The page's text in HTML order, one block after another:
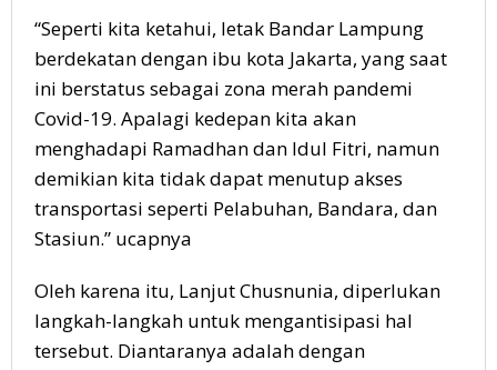
“Seperti kita ketahui, letak Bandar Lampung
berdekatan dengan ibu kota Jakarta, yang saat
ini berstatus sebagai zona merah pandemi
Covid-19. Apalagi kedepan kita akan
menghadapi Ramadhan dan Idul Fitri, namun
demikian kita tidak dapat menutup akses
transportasi seperti Pelabuhan, Bandara, dan
Stasiun.” ucapnya
Oleh karena itu, Lanjut Chusnunia, diperlukan
langkah-langkah untuk mengantisipasi hal
tersebut. Diantaranya adalah dengan